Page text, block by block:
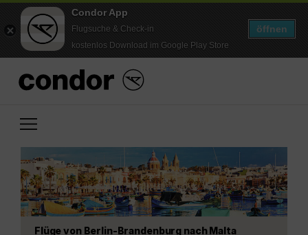
Condor App
Flugsuche & Check-in
kostenlos Download im Google Play Store
öffnen
Flüge von Berlin-Brandenburg nach Malta